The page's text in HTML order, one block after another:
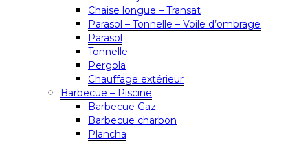
Chaise longue – Transat
Parasol – Tonnelle – Voile d’ombrage
Parasol
Tonnelle
Pergola
Chauffage extérieur
Barbecue – Piscine
Barbecue Gaz
Barbecue charbon
Plancha